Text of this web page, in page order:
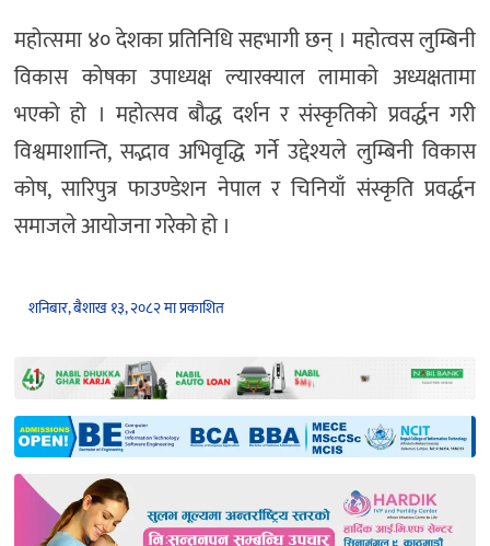
महोत्समा ४० देशका प्रतिनिधि सहभागी छन् । महोत्वस लुम्बिनी
विकास कोषका उपाध्यक्ष ल्यारक्याल लामाको अध्यक्षतामा
भएको हो । महोत्सव बौद्ध दर्शन र संस्कृतिको प्रवर्द्धन गरी
विश्वमाशान्ति, सद्भाव अभिवृद्धि गर्ने उद्देश्यले लुम्बिनी विकास
कोष, सारिपुत्र फाउण्डेशन नेपाल र चिनियाँ संस्कृति प्रवर्द्धन
समाजले आयोजना गरेको हो ।
शनिबार, बैशाख १३, २०८२ मा प्रकाशित